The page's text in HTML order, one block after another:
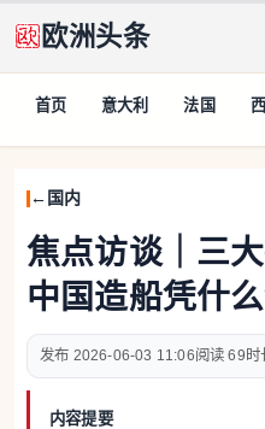
欧洲头条
首页 意大利 法国
国内
焦点访谈｜三
中国造船凭什
2026-06-03 11:06 69
内容提要